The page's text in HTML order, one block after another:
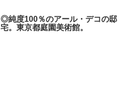
◎純度100％のアール・デコの邸
宅。東京都庭園美術館。